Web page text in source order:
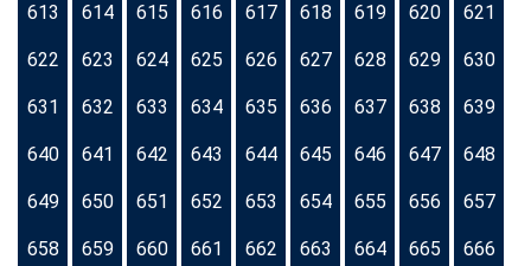
613 614 615 616 617 618 619 620 621
622 623 624 625 626 627 628 629 630
631 632 633 634 635 636 637 638 639
640 641 642 643 644 645 646 647 648
649 650 651 652 653 654 655 656 657
658 659 660 661 662 663 664 665 666